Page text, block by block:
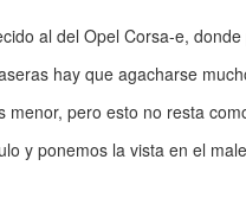
al del Opel Corsa-e, donde
hay que agacharse
menor, pero esto no resta
y ponemos la vista en el